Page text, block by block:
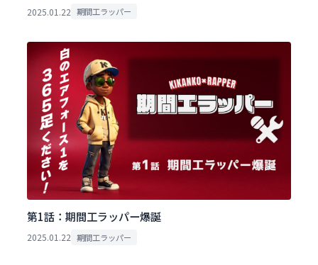
2025.01.22 期間工ラッパー
第1話：期間工ラッパー爆誕
2025.01.22 期間工ラッパー